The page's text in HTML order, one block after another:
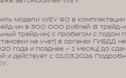
модели WEY 80 в
ин в 300 000 рублей. В трейд-
трейд-ин) с пробегом с годом
на учет) в органах ГИБДД
года и позднее – 1 месяц) до
и действует с 01.03.2026.